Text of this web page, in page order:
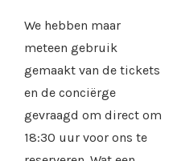
We hebben maar
meteen gebruik
gemaakt van de tickets
en de conciërge
gevraagd om direct om
18:30 uur voor ons te